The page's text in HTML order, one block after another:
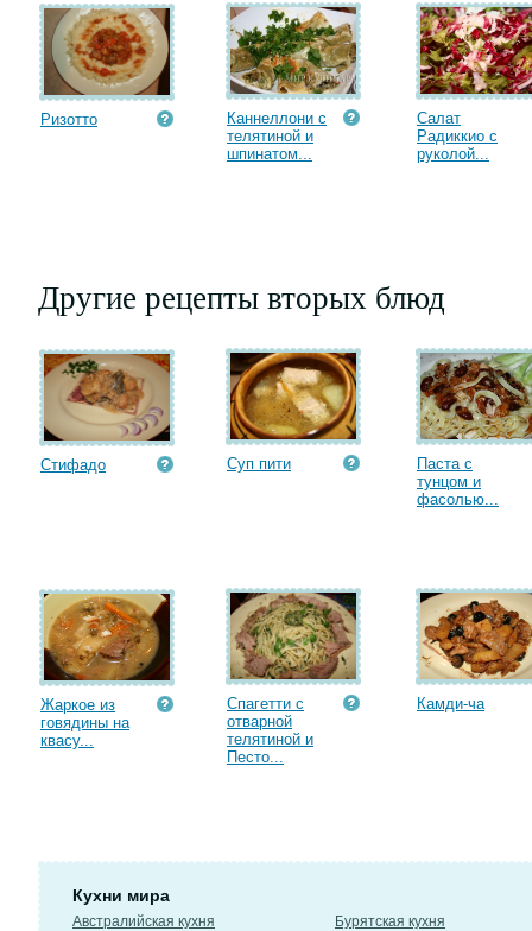
Ризотто
Каннеллони с
телятиной и
шпинатом...
Салат
Радиккио с
руколой...
Другие рецепты вторых блюд
Стифадо Суп пити
Паста с
тунцом и
фасолью...
Жаркое из
говядины на
квасу...
Спагетти с
отварной
телятиной и
Песто...
Камди-ча
Кухни мира
Австралийская кухня
Бурятская кухня